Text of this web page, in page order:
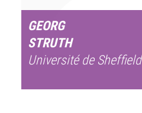
GEORG
STRUTH
Université de Sheffield